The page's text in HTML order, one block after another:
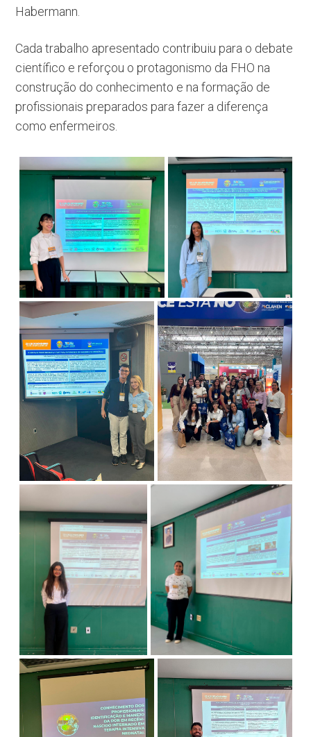
Habermann.
Cada trabalho apresentado contribuiu para o debate
científico e reforçou o protagonismo da FHO na
construção do conhecimento e na formação de
profissionais preparados para fazer a diferença
como enfermeiros.